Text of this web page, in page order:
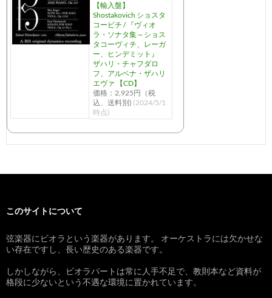
【輸入盤】
Shostakovich ショスタ
コービチ / 『ヴィオ
ラ・ソナタ集～ショス
タコーヴィチ、レーガ
ー、ヒンデミット』
ザハリ・チャフダロ
フ、アルベナ・ザハリ
エヴァ 【CD】
価格：2,925円（税
込、送料別) (2024/5/1
時点)
このサイトについて
弦楽器にビオラという楽器があります。 オーケストラには欠かせな
い存在ですし、長い歴史のある楽器です。
しかしながら、ビオラパートは常に人手不足で、教則本など資料が
格段に少ないという不遇な環境に置かれています。